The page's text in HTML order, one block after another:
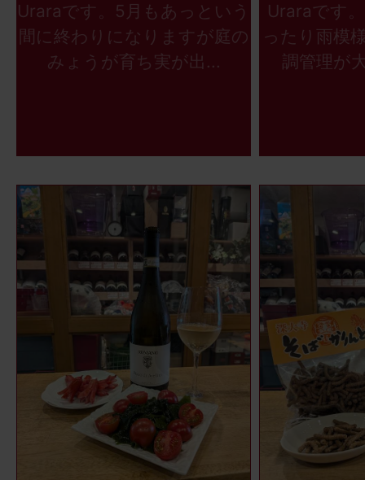
Uraraです。5月もあっという
間に終わりになりますが庭の
みょうが育ち実が出...
Uraraです
ったり雨模
調管理が